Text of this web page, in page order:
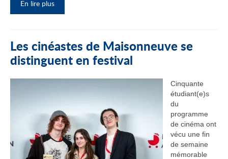
En lire plus
Les cinéastes de Maisonneuve se
distinguent en festival
Cinquante
étudiant(e)s
du
programme
de cinéma ont
vécu une fin
de semaine
mémorable